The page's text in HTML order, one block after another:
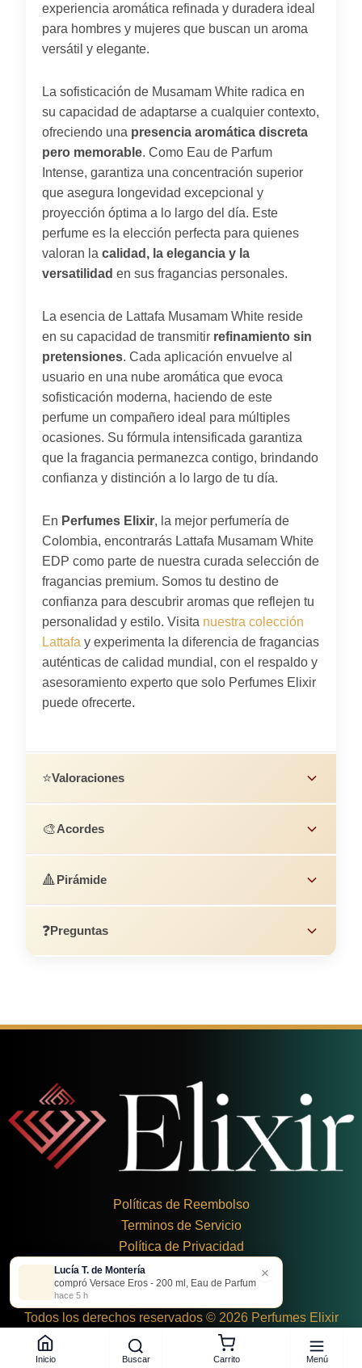
experiencia aromática refinada y duradera ideal
para hombres y mujeres que buscan un aroma
versátil y elegante.
La sofisticación de Musamam White radica en
su capacidad de adaptarse a cualquier contexto,
ofreciendo una presencia aromática discreta
pero memorable. Como Eau de Parfum
Intense, garantiza una concentración superior
que asegura longevidad excepcional y
proyección óptima a lo largo del día. Este
perfume es la elección perfecta para quienes
valoran la calidad, la elegancia y la
versatilidad en sus fragancias personales.
La esencia de Lattafa Musamam White reside
en su capacidad de transmitir refinamiento sin
pretensiones. Cada aplicación envuelve al
usuario en una nube aromática que evoca
sofisticación moderna, haciendo de este
perfume un compañero ideal para múltiples
ocasiones. Su fórmula intensificada garantiza
que la fragancia permanezca contigo, brindando
confianza y distinción a lo largo de tu día.
En Perfumes Elixir, la mejor perfumería de
Colombia, encontrarás Lattafa Musamam White
EDP como parte de nuestra curada selección de
fragancias premium. Somos tu destino de
confianza para descubrir aromas que reflejen tu
personalidad y estilo. Visita nuestra colección
Lattafa y experimenta la diferencia de fragancias
auténticas de calidad mundial, con el respaldo y
asesoramiento experto que solo Perfumes Elixir
puede ofrecerte.
⭐Valoraciones
🎨Acordes
🔺Pirámide
❓Preguntas
Políticas de Reembolso
Terminos de Servicio
Política de Privacidad
+57 324 248 8379
Todos los derechos reservados © 2026 Perfumes Elixir
Inicio Buscar Carrito Menú
Lucía T. de Montería
compró Versace Eros - 200 ml, Eau de Parfum
hace 5 h
×